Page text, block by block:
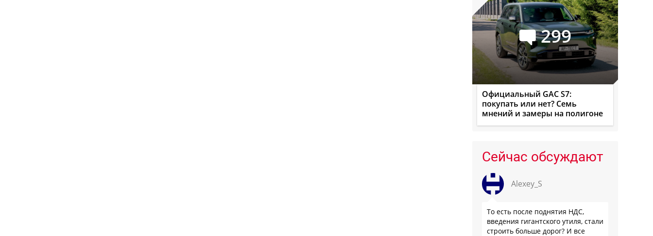
299
Официальный GAC S7:
покупать или нет? Семь
мнений и замеры на полигоне
Сейчас обсуждают
Alexey_S
То есть после поднятия НДС,
введения гигантского утиля, стали
строить больше дорог? И все